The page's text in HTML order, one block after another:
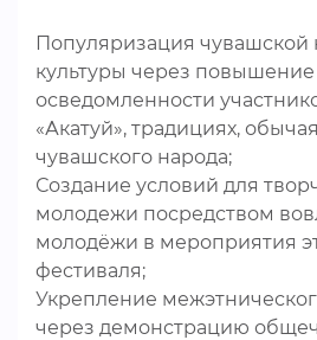
Популяризация чувашской
культуры через повышение
осведомленности
«Акатуй», традициях,
чувашского народа;
Создание условий для
молодежи посредством
молодёжи в мероприятия
фестиваля;
Укрепление
через демонстрацию